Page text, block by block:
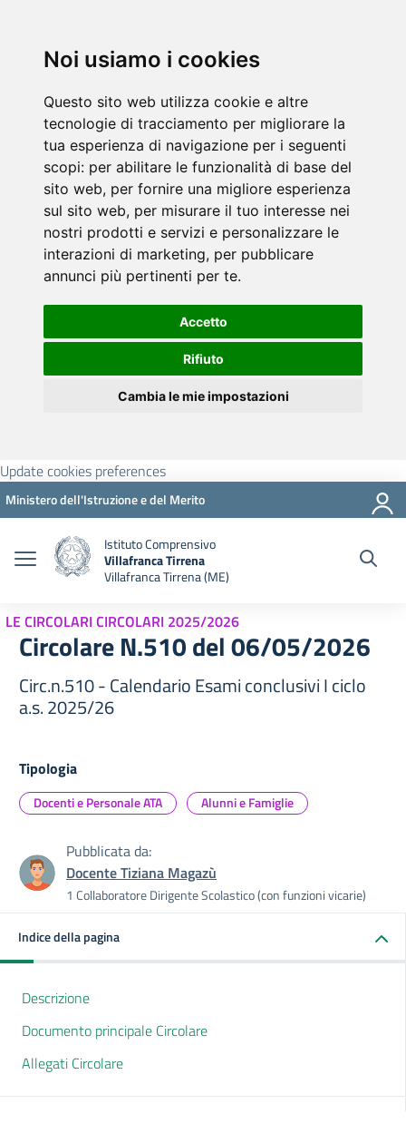
Noi usiamo i cookies
Questo sito web utilizza cookie e altre
tecnologie di tracciamento per migliorare la
tua esperienza di navigazione per i seguenti
scopi: per abilitare le funzionalità di base del
sito web, per fornire una migliore esperienza
sul sito web, per misurare il tuo interesse nei
nostri prodotti e servizi e personalizzare le
interazioni di marketing, per pubblicare
annunci più pertinenti per te.
Accetto
Rifiuto
Cambia le mie impostazioni
Update cookies preferences
Ministero dell'Istruzione e del Merito
Istituto Comprensivo
Villafranca Tirrena
Villafranca Tirrena (ME)
LE CIRCOLARI CIRCOLARI 2025/2026
Circolare N.510 del 06/05/2026
Circ.n.510 - Calendario Esami conclusivi I ciclo
a.s. 2025/26
Tipologia
Docenti e Personale ATA Alunni e Famiglie
Pubblicata da:
Docente Tiziana Magazù
1 Collaboratore Dirigente Scolastico (con funzioni vicarie)
Indice della pagina
Descrizione
Documento principale Circolare
Allegati Circolare